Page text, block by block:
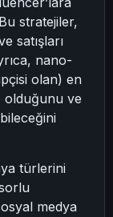
stratejiler,
satışları
nano-
olan) en
olduğunu ve
türlerini
medya